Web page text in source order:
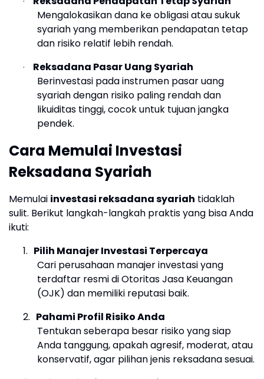
Mengalokasikan dana ke obligasi atau sukuk
syariah yang memberikan pendapatan tetap
dan risiko relatif lebih rendah.
·
Reksadana Pasar Uang Syariah
Berinvestasi pada instrumen pasar uang
syariah dengan risiko paling rendah dan
likuiditas tinggi, cocok untuk tujuan jangka
pendek.
Cara Memulai Investasi
Reksadana Syariah
Memulai investasi reksadana syariah tidaklah
sulit. Berikut langkah-langkah praktis yang bisa Anda
ikuti:
1. Pilih Manajer Investasi Terpercaya
Cari perusahaan manajer investasi yang
terdaftar resmi di Otoritas Jasa Keuangan
(OJK) dan memiliki reputasi baik.
2. Pahami Profil Risiko Anda
Tentukan seberapa besar risiko yang siap
Anda tanggung, apakah agresif, moderat, atau
konservatif, agar pilihan jenis reksadana sesuai.